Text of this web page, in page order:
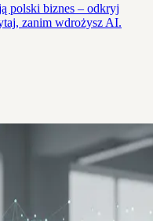
polski biznes – odkryj
zanim wdrożysz AI.